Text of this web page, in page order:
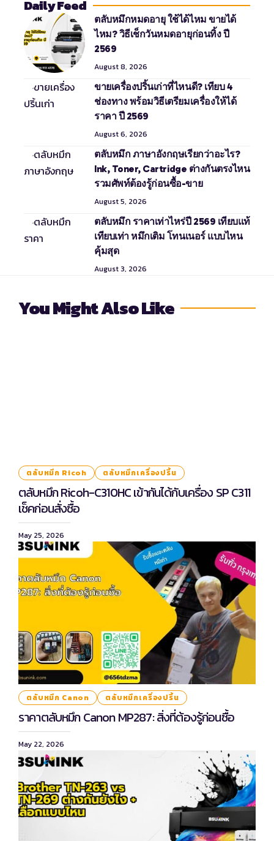
Daily Feed
ตลับหมึกหมดอายุ ใช้ได้ไหม ขายได้
ไหม? วิธีเช็กวันหมดอายุก่อนทิ้ง ปี
2569
August 8, 2026
ขายเครื่องปริ้นเก่าที่ไหนดี? เทียบ 4
ช่องทาง พร้อมวิธีเตรียมเครื่องให้ได้
ราคา ปี 2569
August 6, 2026
ตลับหมึก ภาษาอังกฤษเรียกว่าอะไร?
Ink, Toner, Cartridge ต่างกันตรงไหน
รวมศัพท์ต้องรู้ก่อนซื้อ-ขาย
August 5, 2026
ตลับหมึก ราคาเท่าไหร่ปี 2569 เทียบแท้
เทียบเท่า หมึกเติม โทนเนอร์ แบบไหน
คุ้มสุด
August 3, 2026
You Might Also Like
ตลับหมึก Ricoh ตลับหมึกเครื่องปริ้น
ตลับหมึก Ricoh-C310HC เข้ากันได้กับเครื่อง SP C311
เช็คก่อนสั่งซื้อ
May 25, 2026
ตลับหมึก Canon ตลับหมึกเครื่องปริ้น
ราคาตลับหมึก Canon MP287: สิ่งที่ต้องรู้ก่อนซื้อ
May 22, 2026